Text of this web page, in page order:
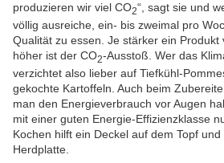
produzieren wir viel CO2“, sagt sie und
völlig ausreiche, ein- bis zweimal pro
Qualität zu essen. Je stärker ein Produkt
höher ist der CO2-Ausstoß. Wer das
verzichtet also lieber auf Tiefkühl-
gekochte Kartoffeln. Auch beim
man den Energieverbrauch vor Augen
mit einer guten Energie-Effizienzklasse
Kochen hilft ein Deckel auf dem Topf
Herdplatte.